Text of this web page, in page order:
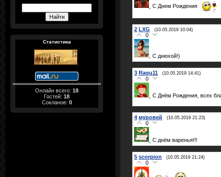
Статистика
Онлайн всего: 18
Гостей: 18
Сокланов: 0
С Днем Рождения
2 LXG (10.05.2019 10:04)
0
С днюхой!)
3 Ragu11 (10.05.2019 14:41)
0
С Днём Рождения, всех
4 муровей (10.05.2019 21:23)
0
С днём варенья!!!
5 scorpion (10.05.2019 21:24)
0